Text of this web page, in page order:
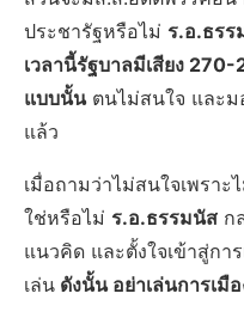
ประชารัฐหรือไม่ ร.อ.ธรร
เวลานี้รัฐบาลมีเสียง 270-
แบบนั้นตนไม่สนใจ และม
แล้ว
เมื่อถามว่าไม่สนใจเพรา
ใช่หรือไม่ ร.อ.ธรรมนัส ก
แนวคิด และตั้งใจเข้าสู่กา
เล่น ดังนั้น อย่าเล่นการเมื